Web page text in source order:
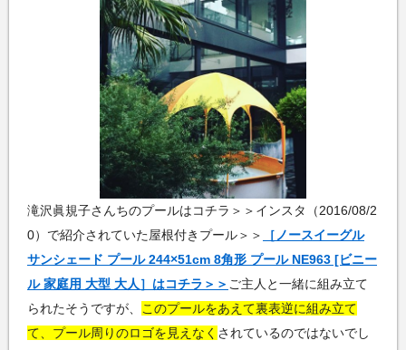
滝沢眞規子さんちのプールはコチラ＞＞インスタ（2016/08/2
0）で紹介されていた屋根付きプール＞＞
［ノースイーグル
サンシェード プール 244×51cm 8角形 プール NE963 [ビニー
ル 家庭用 大型 大人］はコチラ＞＞ ご主人と一緒に組み立て
られたそうですが、 このプールをあえて裏表逆に組み立て
て、プール周りのロゴを見えなく されているのではないでし